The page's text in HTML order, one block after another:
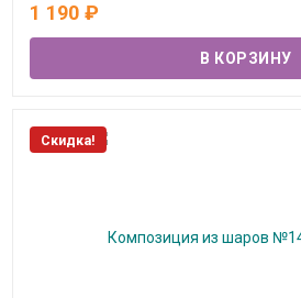
1 190 ₽
Скидка!